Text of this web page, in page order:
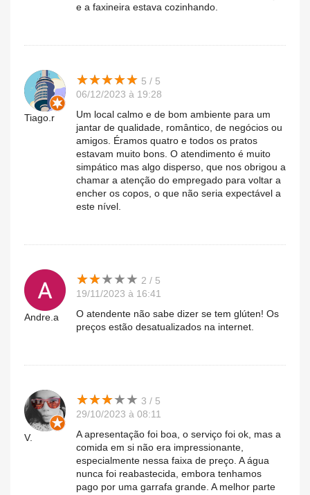
e a faxineira estava cozinhando.
Tiago.r
★★★★★
★★★★★ 5 / 5
06/12/2023 à 19:28
Um local calmo e de bom ambiente para um
jantar de qualidade, romântico, de negócios ou
amigos. Éramos quatro e todos os pratos
estavam muito bons. O atendimento é muito
simpático mas algo disperso, que nos obrigou a
chamar a atenção do empregado para voltar a
encher os copos, o que não seria expectável a
este nível.
Andre.a
★★★★★
★★★★★ 2 / 5
19/11/2023 à 16:41
O atendente não sabe dizer se tem glúten! Os
preços estão desatualizados na internet.
V.
★★★★★
★★★★★ 3 / 5
29/10/2023 à 08:11
A apresentação foi boa, o serviço foi ok, mas a
comida em si não era impressionante,
especialmente nessa faixa de preço. A água
nunca foi reabastecida, embora tenhamos
pago por uma garrafa grande. A melhor parte